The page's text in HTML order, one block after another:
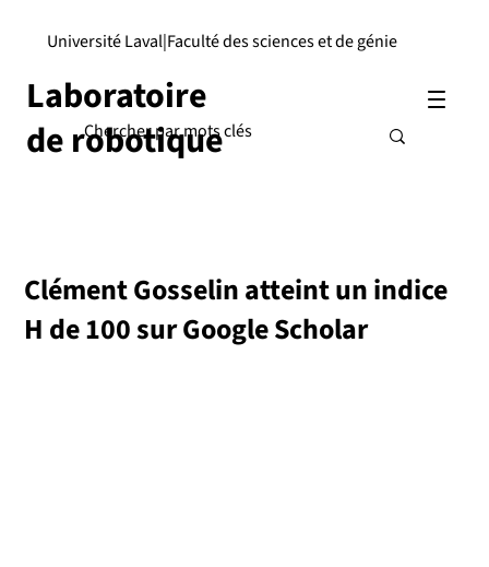
Laboratoire
de robotique
|
Université Laval Faculté des sciences et de génie
Clément Gosselin atteint un indice
H de 100 sur Google Scholar